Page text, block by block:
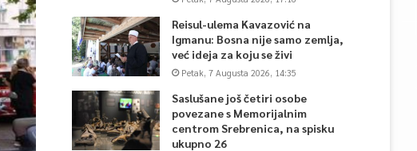
Reisul-ulema Kavazović na
Igmanu: Bosna nije samo zemlja,
već ideja za koju se živi
Petak, 7 Augusta 2026, 14:35
Saslušane još četiri osobe
povezane s Memorijalnim
centrom Srebrenica, na spisku
ukupno 26